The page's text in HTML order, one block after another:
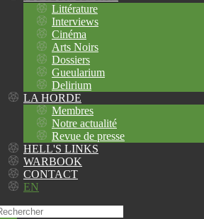
Littérature
Interviews
Cinéma
Arts Noirs
Dossiers
Gueularium
Delirium
LA HORDE
Membres
Notre actualité
Revue de presse
HELL'S LINKS
WARBOOK
CONTACT
EN